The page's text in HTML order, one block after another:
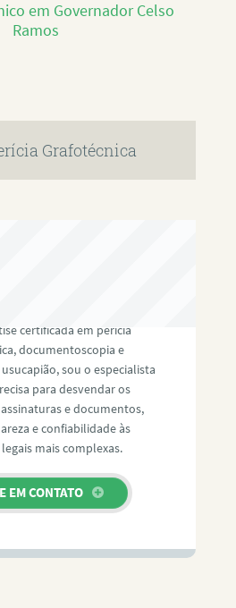
em Governador Celso
Ramos
Grafotécnica
certificada em perícia
documentoscopia e
sou o especialista
para desvendar os
e documentos,
e confiabilidade às
mais complexas.
EM CONTATO